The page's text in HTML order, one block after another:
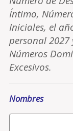
Íntimo,
Iniciales, el
personal
Números
Excesivos.
Nombres